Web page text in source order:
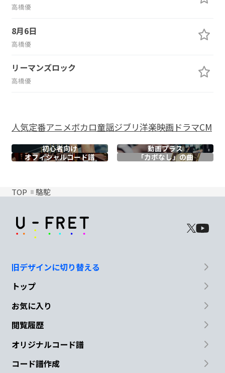
高橋優
8月6日
高橋優
リーマンズロック
高橋優
人気定番アニメボカロ童謡ジブリ洋楽映画ドラマCM
初心者向け
動画プラス
オフィシャルコード譜 「カポなし」の曲
TOP 駱駝
旧デザインに切り替える
トップ
お気に入り
閲覧履歴
オリジナルコード譜
コード譜作成